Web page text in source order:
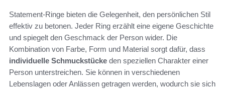
Statement-Ringe bieten die Gelegenheit, den persönlichen Stil
effektiv zu betonen. Jeder Ring erzählt eine eigene Geschichte
und spiegelt den Geschmack der Person wider. Die
Kombination von Farbe, Form und Material sorgt dafür, dass
individuelle Schmuckstücke den speziellen Charakter einer
Person unterstreichen. Sie können in verschiedenen
Lebenslagen oder Anlässen getragen werden, wodurch sie sich